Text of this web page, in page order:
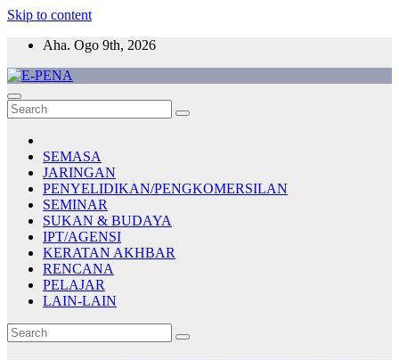
Skip to content
Aha. Ogo 9th, 2026
E-PENA
Berita Digital Terkini
SEMASA
JARINGAN
PENYELIDIKAN/PENGKOMERSILAN
SEMINAR
SUKAN & BUDAYA
IPT/AGENSI
KERATAN AKHBAR
RENCANA
PELAJAR
LAIN-LAIN